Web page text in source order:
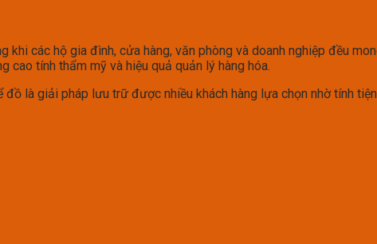
các hộ gia đình, cửa hàng, văn phòng và doanh nghiệp đều
cao tính thẩm mỹ và hiệu quả quản lý hàng hóa.
là giải pháp lưu trữ được nhiều khách hàng lựa chọn nhờ tính